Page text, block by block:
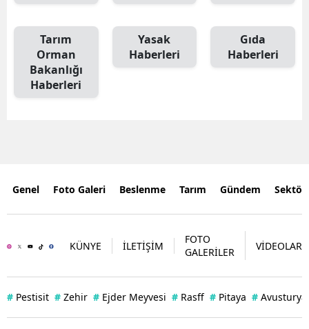
Tarım
Orman
Bakanlığı
Haberleri
Yasak
Haberleri
Gıda
Haberleri
Genel Foto Galeri Beslenme Tarım Gündem
KÜNYE İLETİŞİM
FOTO
GALERİLER
VİDEOLAR
# Pestisit # Zehir # Ejder Meyvesi # Rasff # Pitaya # Avusturya